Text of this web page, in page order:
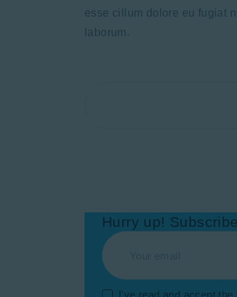
esse cillum dolore eu fugiat
laborum.
Hurry up!